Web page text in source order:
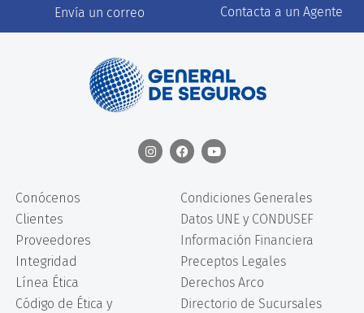
Envía un correo Contacta a un Agente
Conócenos
Clientes
Proveedores
Integridad
Línea Ética
Código de Ética y
Condiciones Generales
Datos UNE y CONDUSEF
Información Financiera
Preceptos Legales
Derechos Arco
Directorio de Sucursales